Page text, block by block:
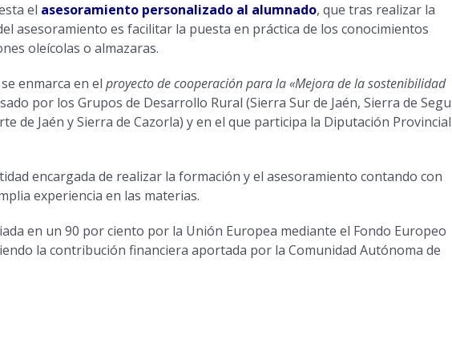
el asesoramiento personalizado al alumnado, que tras realizar la
asesoramiento es facilitar la puesta en práctica de los conocimientos
oleícolas o almazaras.
enmarca en el proyecto de cooperación para la «Mejora de la sostenibilidad
por los Grupos de Desarrollo Rural (Sierra Sur de Jaén, Sierra de
de Jaén y Sierra de Cazorla) y en el que participa la Diputación
encargada de realizar la formación y el asesoramiento contando con
experiencia en las materias.
en un 90 por ciento por la Unión Europea mediante el Fondo Europeo
la contribución financiera aportada por la Comunidad Autónoma de